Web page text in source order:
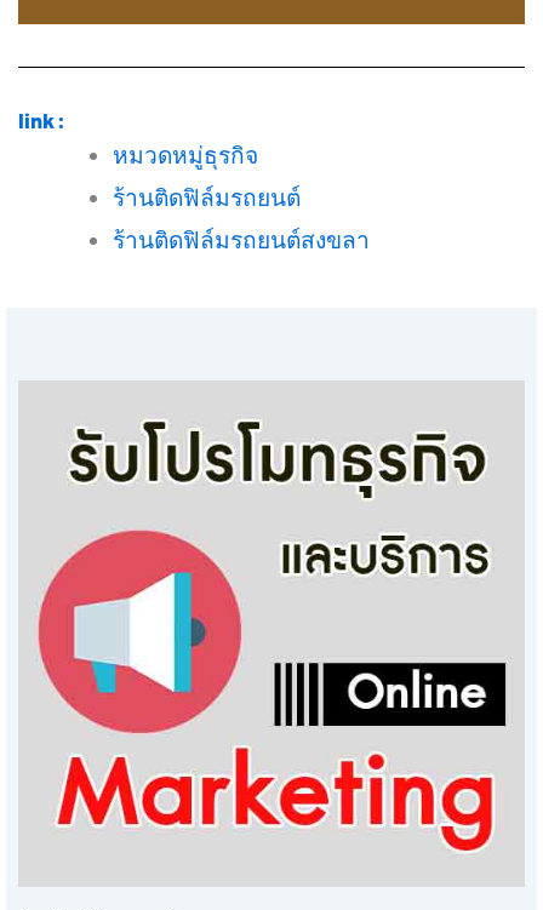
link :
หมวดหมู่ธุรกิจ
ร้านติดฟิล์มรถยนต์
ร้านติดฟิล์มรถยนต์สงขลา